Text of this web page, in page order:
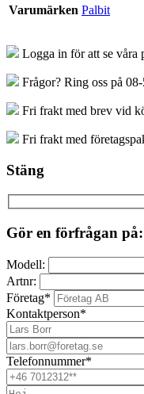
Varumärken Palbit
Logga in för att se våra
Frågor? Ring oss på
Fri frakt med brev vid
Fri frakt med
Stäng
Gör en förfrågan på:
Modell:
Artnr:
Företag*
Kontaktperson*
Telefonnummer*